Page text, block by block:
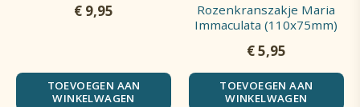
€ 9,95
TOEVOEGEN AAN
WINKELWAGEN
Rozenkranszakje Maria
Immaculata (110x75mm)
€5,95
TOEVOEGEN AAN
WINKELWAGEN